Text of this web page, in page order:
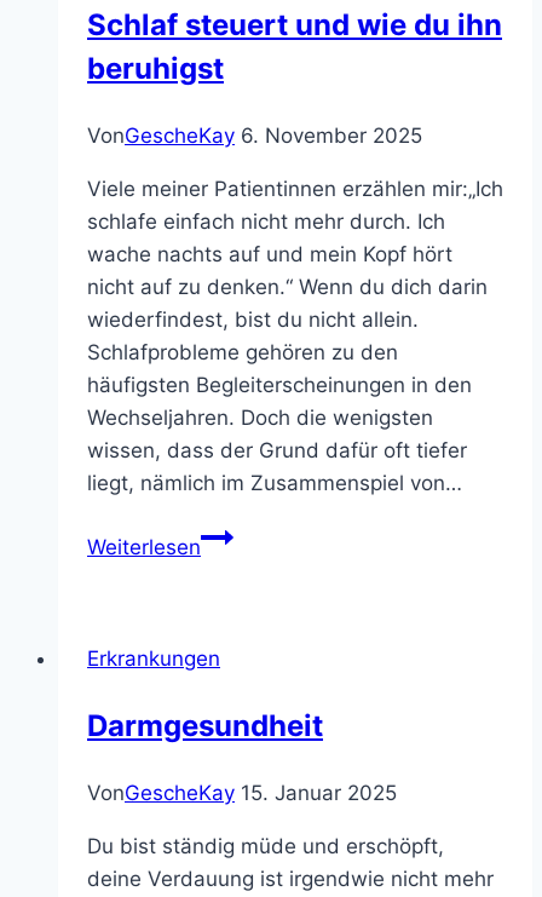
Schlaf steuert und wie du ihn
beruhigst
VonGescheKay 6. November 2025
Viele meiner Patientinnen erzählen mir:„Ich
schlafe einfach nicht mehr durch. Ich
wache nachts auf und mein Kopf hört
nicht auf zu denken.“ Wenn du dich darin
wiederfindest, bist du nicht allein.
Schlafprobleme gehören zu den
häufigsten Begleiterscheinungen in den
Wechseljahren. Doch die wenigsten
wissen, dass der Grund dafür oft tiefer
liegt, nämlich im Zusammenspiel von…
WeiterlesenWarum
Schlaf
und
du
beruhigst
Erkrankungen
Darmgesundheit
VonGescheKay 15. Januar 2025
Du bist ständig müde und erschöpft,
deine Verdauung ist irgendwie nicht mehr